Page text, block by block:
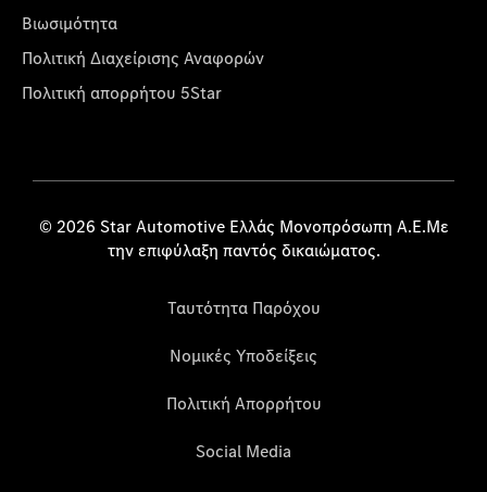
Βιωσιμότητα
Πολιτική Διαχείρισης Αναφορών
Πολιτική απορρήτου 5Star
© 2026 Star Automotive Ελλάς Μονοπρόσωπη Α.Ε.Με
την επιφύλαξη παντός δικαιώματος.
Ταυτότητα Παρόχου
Νομικές Υποδείξεις
Πολιτική Απορρήτου
Social Media